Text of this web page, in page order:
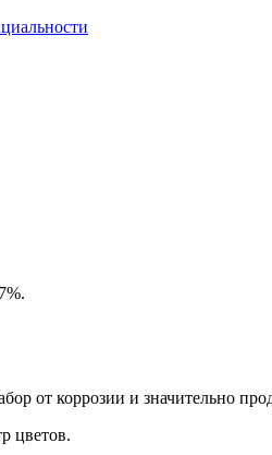
от коррозии и значительно
цветов.